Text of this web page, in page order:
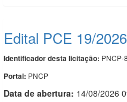
Edital PCE 19/2026
Identificador desta licitação: PNCP-
Portal: PNCP
Data de abertura: 14/08/2026